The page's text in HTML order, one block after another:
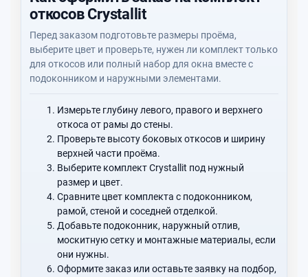
откосов Crystallit
Перед заказом подготовьте размеры проёма,
выберите цвет и проверьте, нужен ли комплект только
для откосов или полный набор для окна вместе с
подоконником и наружными элементами.
Измерьте глубину левого, правого и верхнего
откоса от рамы до стены.
Проверьте высоту боковых откосов и ширину
верхней части проёма.
Выберите комплект Crystallit под нужный
размер и цвет.
Сравните цвет комплекта с подоконником,
рамой, стеной и соседней отделкой.
Добавьте подоконник, наружный отлив,
москитную сетку и монтажные материалы, если
они нужны.
Оформите заказ или оставьте заявку на подбор,